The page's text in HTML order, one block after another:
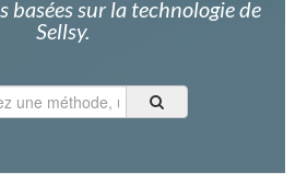
basées sur la technologie de
Sellsy.